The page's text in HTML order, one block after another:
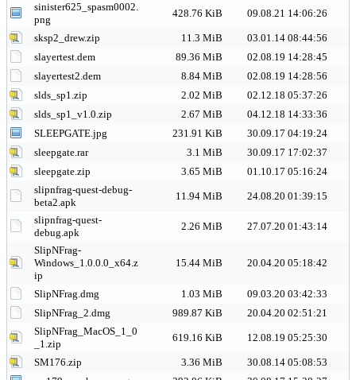
sinister625_spasm0002.
png
428.76 KiB 09.08.21 14:06:26
sksp2_drew.zip 11.3 MiB
03.01.14 08:44:56
slayertest.dem
89.36 MiB
02.08.19 14:28:45
slayertest2.dem
8.84 MiB
02.08.19 14:28:56
slds_sp1.zip
2.02 MiB
02.12.18 05:37:26
slds_sp1_v1.0.zip
2.67 MiB
04.12.18 14:33:36
SLEEPGATE.jpg
231.91 KiB
30.09.17 04:19:24
sleepgate.rar
3.1 MiB
30.09.17 17:02:37
sleepgate.zip
3.65 MiB
01.10.17 05:16:24
slipnfrag-quest-debug-
beta2.apk
11.94 MiB
24.08.20 01:39:15
slipnfrag-quest-
debug.apk
2.26 MiB
27.07.20 01:43:14
SlipNFrag-
Windows_1.0.0.0_x64.z
ip
15.44 MiB 20.04.20 05:18:42
SlipNFrag.dmg 1.03 MiB
09.03.20 03:42:33
SlipNFrag_2.dmg
989.87 KiB
20.04.20 02:51:21
SlipNFrag_MacOS_1_0
_1.zip
619.16 KiB 12.08.19 05:25:30
SM176.zip 3.36 MiB
30.08.14 05:08:53